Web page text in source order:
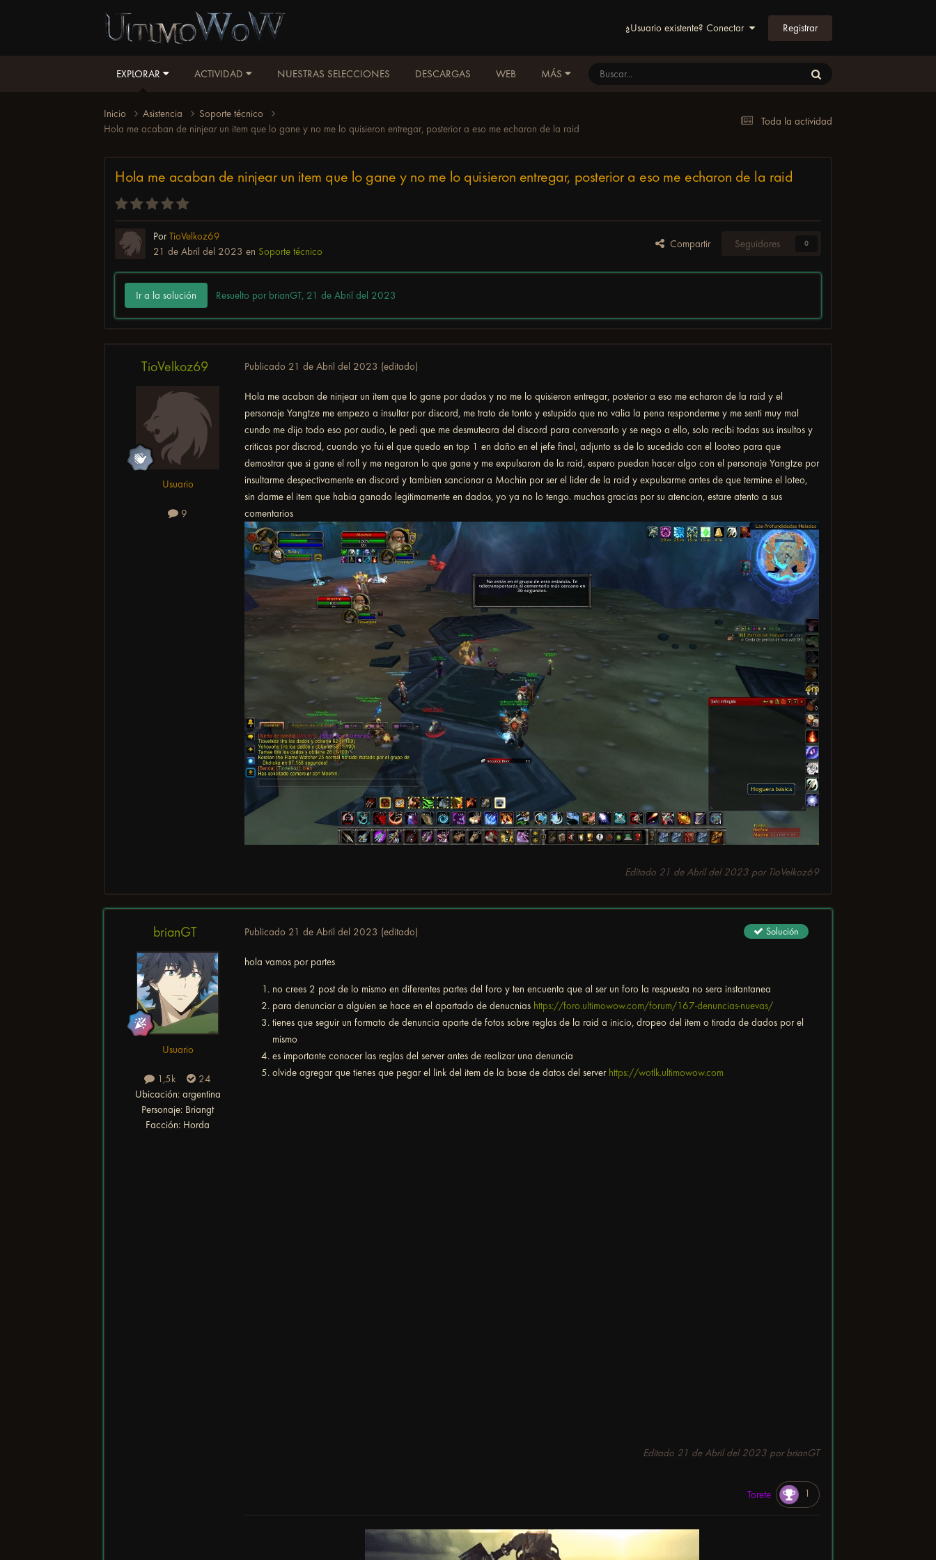
¿Usuario existente? Conectar Registrar
EXPLORAR ACTIVIDAD NUESTRAS SELECCIONES DESCARGAS WEB MÁS
Toda la actividad
Inicio Asistencia
Soporte técnico
Hola me acaban de ninjear un item que lo gane y no me lo quisieron entregar, posterior a eso me echaron de la raid
Hola me acaban de ninjear un item que lo gane y no me lo quisieron entregar, posterior a eso me echaron de la raid
PorTioVelkoz69
21 de Abril del 2023 en Soporte técnico
Compartir Seguidores 0
Ir a la solución Resuelto por brianGT, 21 de Abril del 2023
TioVelkoz69
Usuario
9
Publicado 21 de Abril del 2023 (editado)
Hola me acaban de ninjear un item que lo gane por dados y no me lo quisieron entregar, posterior a eso me echaron de la raid y el
personaje Yangtze me empezo a insultar por discord, me trato de tonto y estupido que no valia la pena responderme y me senti muy mal
cundo me dijo todo eso por audio, le pedi que me desmuteara del discord para conversarlo y se nego a ello, solo recibi todas sus insultos y
criticas por discrod, cuando yo fui el que quedo en top 1 en daño en el jefe final, adjunto ss de lo sucedido con el looteo para que
demostrar que si gane el roll y me negaron lo que gane y me expulsaron de la raid, espero puedan hacer algo con el personaje Yangtze por
insultarme despectivamente en discord y tambien sancionar a Mochin por ser el lider de la raid y expulsarme antes de que termine el loteo,
sin darme el item que habia ganado legitimamente en dados, yo ya no lo tengo. muchas gracias por su atencion, estare atento a sus
comentarios
Editado 21 de Abril del 2023 por TioVelkoz69
brianGT
Usuario
1,5k
24
Ubicación:argentina
Personaje: Briangt
Facción: Horda
Solución
Publicado 21 de Abril del 2023 (editado)
hola vamos por partes
no crees 2 post de lo mismo en diferentes partes del foro y ten encuenta que al ser un foro la respuesta no sera instantanea
para denunciar a alguien se hace en el apartado de denucnias https://foro.ultimowow.com/forum/167-denuncias-nuevas/
tienes que seguir un formato de denuncia aparte de fotos sobre reglas de la raid a inicio, dropeo del item o tirada de dados por el
mismo
es importante conocer las reglas del server antes de realizar una denuncia
olvide agregar que tienes que pegar el link del item de la base de datos del server https://wotlk.ultimowow.com
Editado 21 de Abril del 2023 por brianGT
Torete 1